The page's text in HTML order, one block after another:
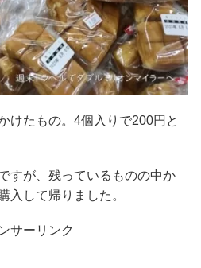
けたもの。4個入りで200円と
すが、残っているものの中か
入して帰りました。
サーリンク